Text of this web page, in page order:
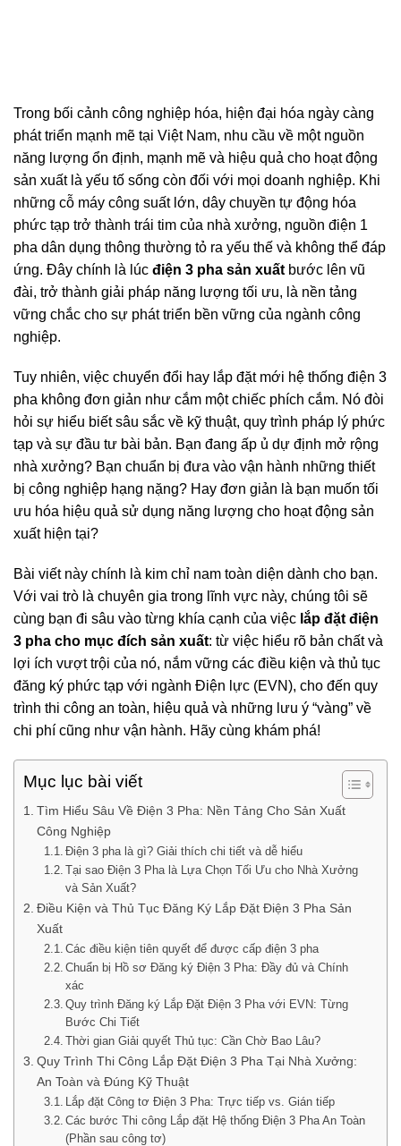
Trong bối cảnh công nghiệp hóa, hiện đại hóa ngày càng
phát triển mạnh mẽ tại Việt Nam, nhu cầu về một nguồn
năng lượng ổn định, mạnh mẽ và hiệu quả cho hoạt động
sản xuất là yếu tố sống còn đối với mọi doanh nghiệp. Khi
những cỗ máy công suất lớn, dây chuyền tự động hóa
phức tạp trở thành trái tim của nhà xưởng, nguồn điện 1
pha dân dụng thông thường tỏ ra yếu thế và không thể đáp
ứng. Đây chính là lúc điện 3 pha sản xuất bước lên vũ
đài, trở thành giải pháp năng lượng tối ưu, là nền tảng
vững chắc cho sự phát triển bền vững của ngành công
nghiệp.
Tuy nhiên, việc chuyển đổi hay lắp đặt mới hệ thống điện 3
pha không đơn giản như cắm một chiếc phích cắm. Nó đòi
hỏi sự hiểu biết sâu sắc về kỹ thuật, quy trình pháp lý phức
tạp và sự đầu tư bài bản. Bạn đang ấp ủ dự định mở rộng
nhà xưởng? Bạn chuẩn bị đưa vào vận hành những thiết
bị công nghiệp hạng nặng? Hay đơn giản là bạn muốn tối
ưu hóa hiệu quả sử dụng năng lượng cho hoạt động sản
xuất hiện tại?
Bài viết này chính là kim chỉ nam toàn diện dành cho bạn.
Với vai trò là chuyên gia trong lĩnh vực này, chúng tôi sẽ
cùng bạn đi sâu vào từng khía cạnh của việc lắp đặt điện
3 pha cho mục đích sản xuất: từ việc hiểu rõ bản chất và
lợi ích vượt trội của nó, nắm vững các điều kiện và thủ tục
đăng ký phức tạp với ngành Điện lực (EVN), cho đến quy
trình thi công an toàn, hiệu quả và những lưu ý “vàng” về
chi phí cũng như vận hành. Hãy cùng khám phá!
Mục lục bài viết
Tìm Hiểu Sâu Về Điện 3 Pha: Nền Tảng Cho Sản Xuất
Công Nghiệp
Điện 3 pha là gì? Giải thích chi tiết và dễ hiểu
Tại sao Điện 3 Pha là Lựa Chọn Tối Ưu cho Nhà Xưởng
và Sản Xuất?
Điều Kiện và Thủ Tục Đăng Ký Lắp Đặt Điện 3 Pha Sản
Xuất
Các điều kiện tiên quyết để được cấp điện 3 pha
Chuẩn bị Hồ sơ Đăng ký Điện 3 Pha: Đầy đủ và Chính
xác
Quy trình Đăng ký Lắp Đặt Điện 3 Pha với EVN: Từng
Bước Chi Tiết
Thời gian Giải quyết Thủ tục: Cần Chờ Bao Lâu?
Quy Trình Thi Công Lắp Đặt Điện 3 Pha Tại Nhà Xưởng:
An Toàn và Đúng Kỹ Thuật
Lắp đặt Công tơ Điện 3 Pha: Trực tiếp vs. Gián tiếp
Các bước Thi công Lắp đặt Hệ thống Điện 3 Pha An Toàn
(Phần sau công tơ)